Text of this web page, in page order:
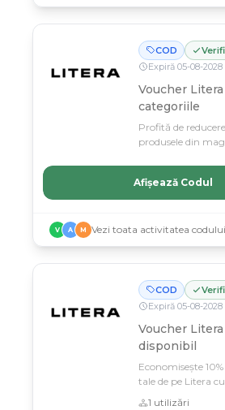
COD
Expiră 05-08-2028
Voucher
categoriile
Profită de
produsele din
Afișează Codul
V A M Vezi toata activitatea codului
COD
Expiră 05-08-2028
Voucher Litera
disponibil
Economisește
tale de pe Litera
valabil.
1 utilizări